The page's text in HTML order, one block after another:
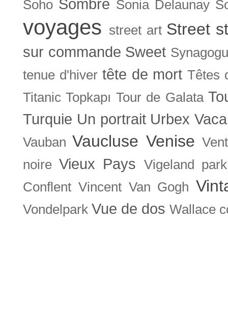
Soho Sombre Sonia Delaunay
voyages street art Street
sur commande Sweet
tenue d'hiver tête de mort Têtes
Titanic Topkapı Tour de Galata
Turquie Un portrait Urbex
Vauban Vaucluse Venise
noire Vieux Pays
Vigeland park
Conflent Vincent Van Gogh
Vondelpark Vue de dos Wallace